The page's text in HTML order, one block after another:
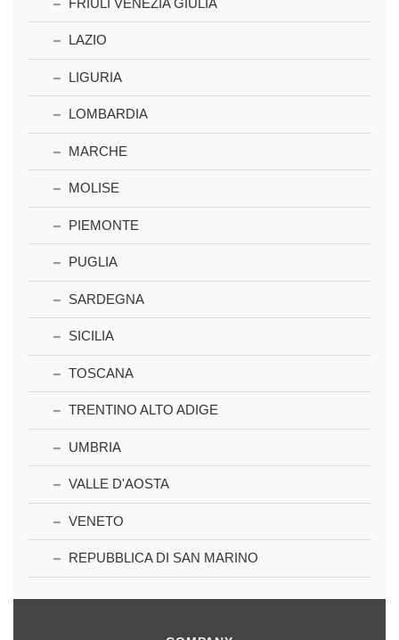
FRIULI VENEZIA GIULIA
LAZIO
LIGURIA
LOMBARDIA
MARCHE
MOLISE
PIEMONTE
PUGLIA
SARDEGNA
SICILIA
TOSCANA
TRENTINO ALTO ADIGE
UMBRIA
VALLE D'AOSTA
VENETO
REPUBBLICA DI SAN MARINO